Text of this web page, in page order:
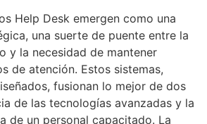
Help Desk emergen como una
una suerte de puente entre la
y la necesidad de mantener
de atención. Estos sistemas,
fusionan lo mejor de dos
de las tecnologías avanzadas y la
de un personal capacitado. La